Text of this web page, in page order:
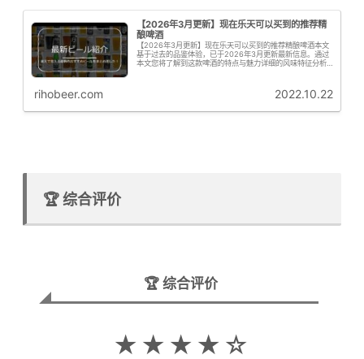
【2026年3月更新】现在乐天可以买到的推荐精
酿啤酒
【2026年3月更新】现在乐天可以买到的推荐精酿啤酒本文
基于过去的品鉴体验，已于2026年3月更新最新信息。通过
本文您将了解到这款啤酒的特点与魅力详细的风味特征分析
rihobeer.com 2022.10.22
🏆 综合评价
🏆 综合评价
★★★★☆